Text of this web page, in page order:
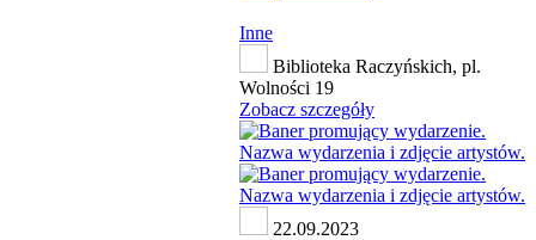
Inne
Biblioteka Raczyńskich, pl.
Wolności 19
Zobacz szczegóły
22.09.2023